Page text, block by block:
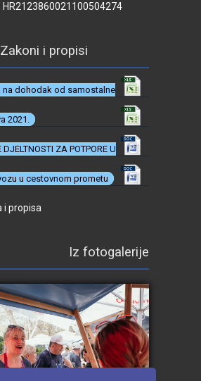
HR2123860021100504274
Zakoni i propisi
na dohodak od samostalne
2021.
DJELTNOSTI ZA POTPORE U
u cestovnom prometu
i propisa
Iz fotogalerije